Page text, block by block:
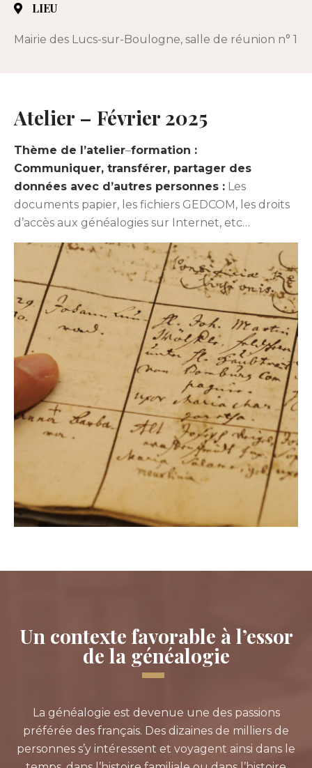
LIEU
Mairie des Lucs-sur-Boulogne, salle de réunion n° 1
Atelier – Février 2025
Thème de l’atelier–formation :
Communiquer, transférer, partager des
données avec d’autres personnes : Les
documents papier, les fichiers GEDCOM, les droits
d’accès aux généalogies sur Internet, etc…
Un contexte favorable à l’essor
de la généalogie
La généalogie est devenue une des passions
préférée des français. Des dizaines de milliers de
personnes s’y intéressent et voyagent ainsi dans le